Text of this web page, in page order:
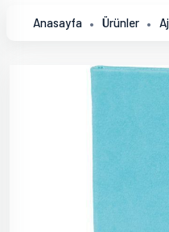
Anasayfa Ürünler